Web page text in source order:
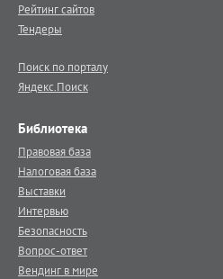
Рейтинг сайтов
Тендеры
Поиск по порталу
Яндекс.Поиск
Библиотека
Правовая база
Налоговая база
Выставки
Интервью
Безопасность
Вопрос-ответ
Вендинг в мире